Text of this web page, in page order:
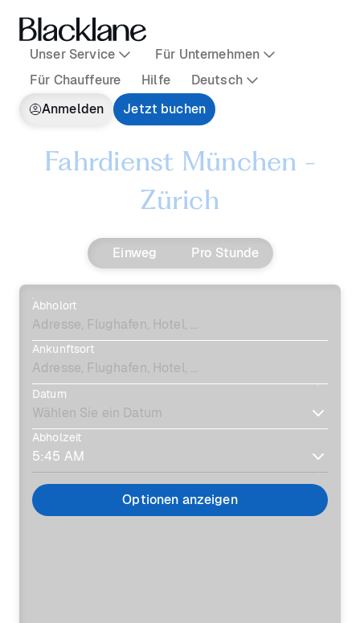
Unser Service
Für Unternehmen
Für Chauffeure
Hilfe
Deutsch
Anmelden
Jetzt buchen
Fahrdienst München -
Zürich
Einweg Pro Stunde
Abholort
Ankunftsort
Datum
Abholzeit
Optionen anzeigen